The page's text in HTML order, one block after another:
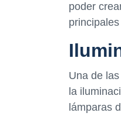
poder
Una de
la
lámparas